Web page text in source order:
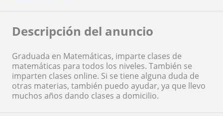
Descripción del anuncio
Graduada en Matemáticas, imparte clases de
matemáticas para todos los niveles. También se
imparten clases online. Si se tiene alguna duda de
otras materias, también puedo ayudar, ya que llevo
muchos años dando clases a domicilio.